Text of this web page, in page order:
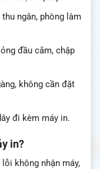
ngân, phòng làm
đầu cắm, chập
không cần đặt
đi kèm máy in.
in?
không nhận máy,